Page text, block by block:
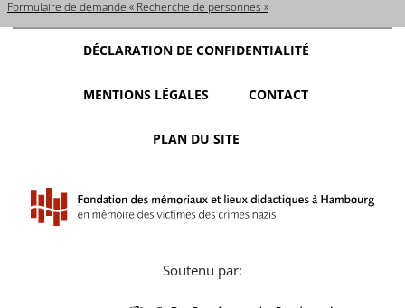
Formulaire de demande « Recherche de personnes »
DÉCLARATION DE CONFIDENTIALITÉ
MENTIONS LÉGALES CONTACT
PLAN DU SITE
Soutenu par: